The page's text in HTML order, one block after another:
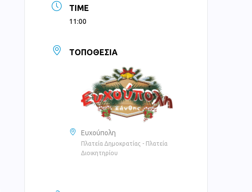
TIME
11:00
ΤΟΠΟΘΕΣΊΑ
Ευχούπολη
Πλατεία Δημοκρατίας - Πλατεία
Διοικητηρίου